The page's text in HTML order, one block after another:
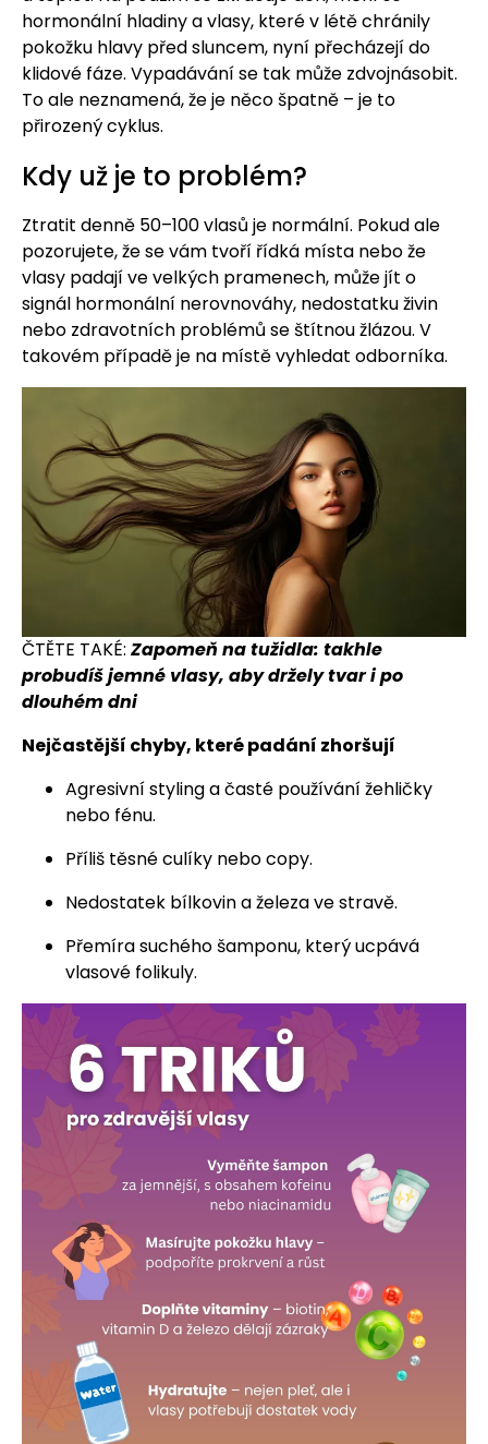
hormonální hladiny a vlasy, které v létě chránily
pokožku hlavy před sluncem, nyní přecházejí do
klidové fáze. Vypadávání se tak může zdvojnásobit.
To ale neznamená, že je něco špatně – je to
přirozený cyklus.
Kdy už je to problém?
Ztratit denně 50–100 vlasů je normální. Pokud ale
pozorujete, že se vám tvoří řídká místa nebo že
vlasy padají ve velkých pramenech, může jít o
signál hormonální nerovnováhy, nedostatku živin
nebo zdravotních problémů se štítnou žlázou. V
takovém případě je na místě vyhledat odborníka.
ČTĚTE TAKÉ: Zapomeň na tužidla: takhle
probudíš jemné vlasy, aby držely tvar i po
dlouhém dni
Nejčastější chyby, které padání zhoršují
Agresivní styling a časté používání žehličky
nebo fénu.
Příliš těsné culíky nebo copy.
Nedostatek bílkovin a železa ve stravě.
Přemíra suchého šamponu, který ucpává
vlasové folikuly.